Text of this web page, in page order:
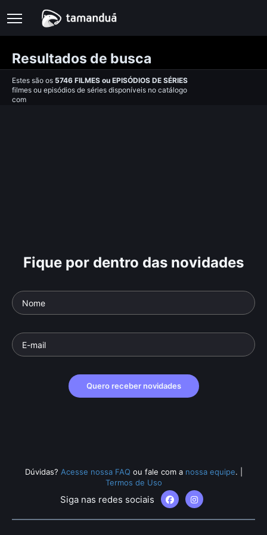
Resultados de busca
Estes são os 5746 FILMES ou EPISÓDIOS DE SÉRIES
filmes ou episódios de séries disponíveis no catálogo
com
Fique por dentro das novidades
Quero receber novidades
Dúvidas? Acesse nossa FAQ ou fale com a nossa equipe.
Termos de Uso
Siga nas redes sociais